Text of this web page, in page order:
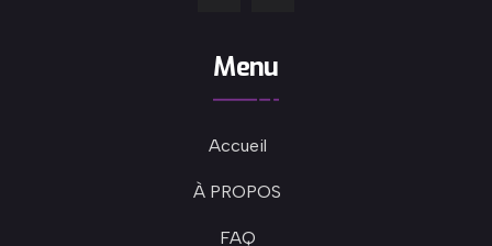
Menu
Accueil
À PROPOS
FAQ